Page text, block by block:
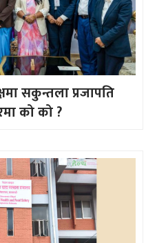
सकुन्तला प्रजापति
को को ?